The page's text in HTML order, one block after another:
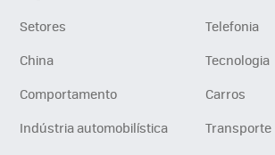
Setores
Telefonia
China
Tecnologia
Comportamento
Carros
Indústria automobilística
Transporte